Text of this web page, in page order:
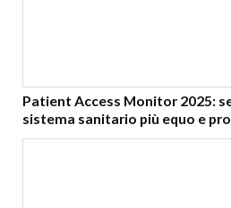
Patient Access Monitor 2025:
sistema sanitario più equo e